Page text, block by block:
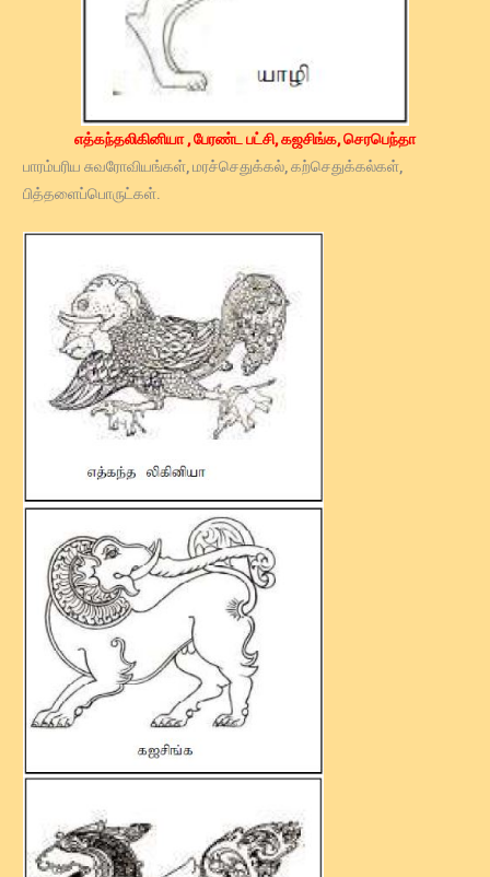
எத்கந்தலிகினியா , பேரண்ட பட்சி, கஜசிங்க, செரபெந்தா
பாரம்பரிய சுவரோவியங்கள், மரச்செதுக்கல், கற்செதுக்கல்கள்,
பித்தளைப்பொருட்கள்.